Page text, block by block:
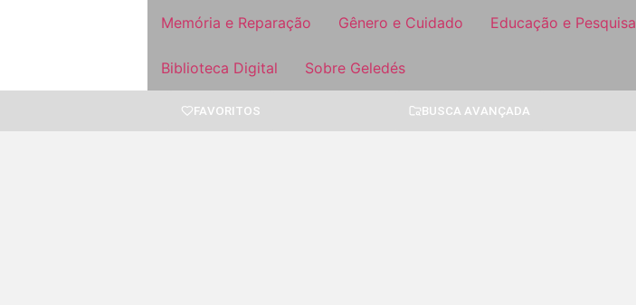
Memória e Reparação Gênero e Cuidado Educação e Pesquisa
Biblioteca Digital Sobre Geledés
FAVORITOS BUSCA AVANÇADA